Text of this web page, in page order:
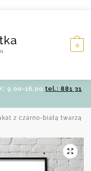
0
9.00-16.00 tel.: 881 31
z czarno-białą twarzą